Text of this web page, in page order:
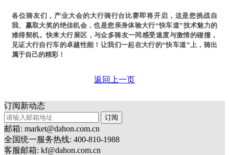
各位骑友们，产业大会的大行骑行台比赛即将开启，这是您挑战自
我、赢取大奖的绝佳机会，也是您亲身体验大行“快车道”技术魅力的
难得契机。快来大行展区，与众多骑友一同感受速度与激情的碰撞，
见证大行自行车的卓越性能！让我们一起在大行的“快车道”上，骑出
属于自己的精彩！
返回上一页
订阅新动态
订阅
邮箱: market@dahon.com.cn
全国统一服务热线: 400-810-1988
客服邮箱: kf@dahon.com.cn